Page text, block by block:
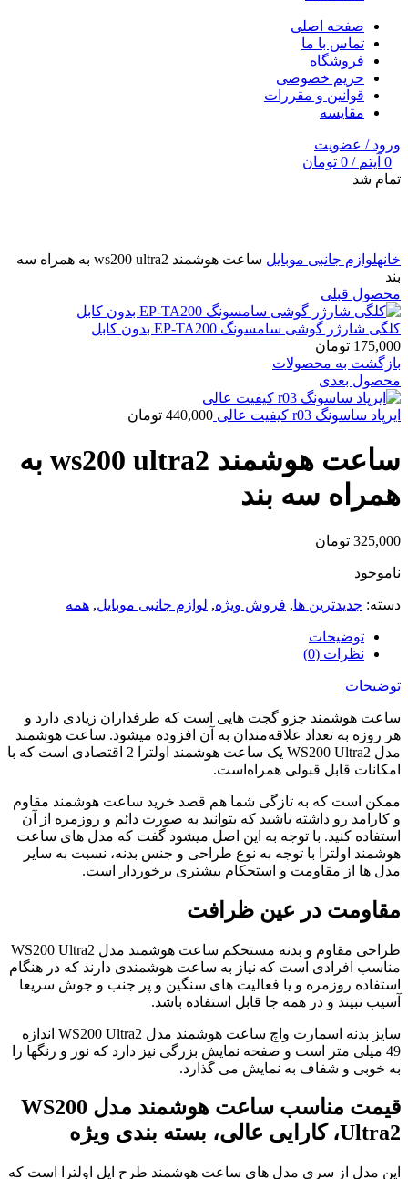
صفحه اصلی
تماس با ما
فروشگاه
حریم خصوصی
قوانین و مقررات
مقایسه
ورود / عضویت
0 آیتم /
0 تومان
تمام شد
خانهلوازم جانبی موبایل
ساعت هوشمند ws200 ultra2 به همراه سه
بند
محصول قبلی
کلگی شارژر گوشی سامسونگ EP-TA200 بدون کابل
175,000 تومان
بازگشت به محصولات
محصول بعدی
ایرپاد ساسونگ r03 کیفیت عالی 440,000 تومان
ساعت هوشمند ws200 ultra2 به
همراه سه بند
325,000 تومان
ناموجود
دسته: جدیدترین ها, فروش ویژه, لوازم جانبی موبایل, همه
توضیحات
نظرات (0)
توضیحات
ساعت هوشمند جزو گجت هایی است که طرفداران زیادی دارد و
هر روزه به تعداد علاقه‌مندان به آن افزوده میشود. ساعت هوشمند
مدل WS200 Ultra2 یک ساعت هوشمند اولترا 2 اقتصادی است که با
امکانات قابل قبولی همراه‌است.
ممکن است که به تازگی شما هم قصد خرید ساعت هوشمند مقاوم
و کارامد رو داشته باشید که بتوانید به صورت دائم و روزمره از آن
استفاده کنید. با توجه به این اصل میشود گفت که مدل های ساعت
هوشمند اولترا با توجه به نوع طراحی و جنس بدنه، نسبت به سایر
مدل ها از مقاومت و استحکام بیشتری برخوردار است.
مقاومت در عین ظرافت
طراحی مقاوم و بدنه مستحکم ساعت هوشمند مدل WS200 Ultra2
مناسب افرادی است که نیاز به ساعت هوشمندی دارند که در هنگام
استفاده روزمره و یا فعالیت های سنگین و پر جنب و جوش سریعا
آسیب نبیند و در همه جا قابل استفاده باشد.
سایز بدنه اسمارت واچ ساعت هوشمند مدل WS200 Ultra2 اندازه
49 میلی متر است و صفحه نمایش بزرگی نیز دارد که نور و رنگها را
به خوبی و شفاف به نمایش می گذارد.
قیمت مناسب ساعت هوشمند مدل WS200
Ultra2، کارایی عالی، بسته بندی ویژه
این مدل از سری مدل های ساعت هوشمند طرح اپل اولترا است که